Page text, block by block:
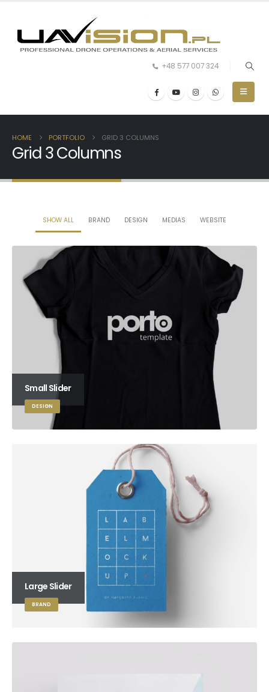
+48 577 007 324
HOME PORTFOLIO GRID 3 COLUMNS
Grid 3 Columns
SHOW ALL BRAND DESIGN MEDIAS WEBSITE
Small Slider
DESIGN
Large Slider
BRAND